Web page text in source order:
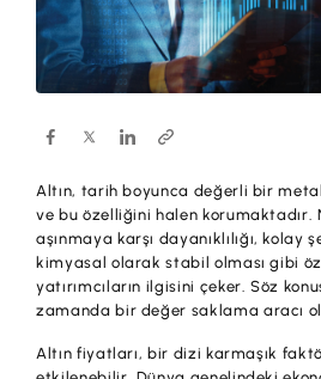
Hesaplar
Yatırım
Sigorta ve Emeklilik
Ödemeler ve Hizmetler
Kampanyalar
Başvuru Yap
ÜRÜN VE HİZMETLERİMİZ
Finansmanlar
Ticari Kartlar
POS Ürünleri
Dış Ticaret
Ürün ve Hizmet Ücretleri
Altın, tarih boyunca değerli bir
ve bu özelliğini halen korumaktadır.
aşınmaya karşı dayanıklılığı,
kimyasal olarak stabil olması gibi
yatırımcıların ilgisini çeker. Söz
zamanda bir değer saklama aracı
Altın fiyatları, bir dizi karmaşık